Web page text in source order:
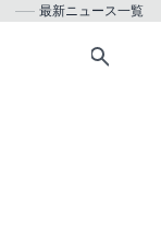
最新ニュース一覧